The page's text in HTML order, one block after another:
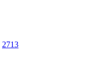
2713